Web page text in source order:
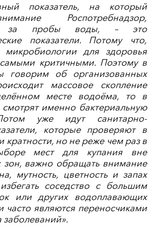
показатель, на который
Роспотребнадзор,
за пробы воды, – это
показатели. Потому что,
микробиологии для здоровья
самыми критичными. Поэтому в
говорим об организованных
массовое скопление
месте водоёма, то в
именно бактериальную
уже идут санитарно-
которые проверяют в
кратности, но не реже чем раз в
мест для купания вне
зон, важно обращать внимание
мутность, цветность и запах
соседство с большим
или других водоплавающих
часто являются переносчиками
заболеваний».